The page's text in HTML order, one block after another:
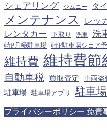
シェアリング ジムニー タ
メンテナンス
レッ
レンタカー
下取り 洗車 洗
特P月極駐車場
特P駐車場シェア
維持費 維持費節
自動車税 買取査定 車両盗
駐車場 駐車場アプリ 駐車
プライバシーポリシー 免責